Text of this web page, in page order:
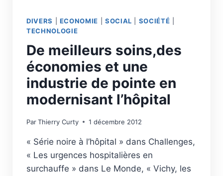
DIVERS ECONOMIE SOCIAL SOCIÉTÉ
TECHNOLOGIE
De meilleurs soins,des
économies et une
industrie de pointe en
modernisant l’hôpital
ParThierry Curty 1 décembre 2012
« Série noire à l’hôpital » dans Challenges,
« Les urgences hospitalières en
surchauffe » dans Le Monde, « Vichy, les